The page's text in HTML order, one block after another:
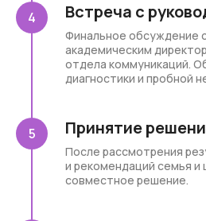
Встреча с
Финальное обсуждение
академическим
отдела коммуникаций.
диагностики и пробной
Принятие
После рассмотрения
и рекомендаций семья
совместное решение.